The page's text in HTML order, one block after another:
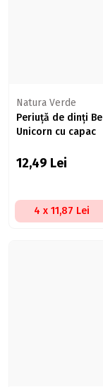
Natura Verde
Periuță de dinți
Unicorn cu capac
12,49 Lei
4 x 11,87 Lei